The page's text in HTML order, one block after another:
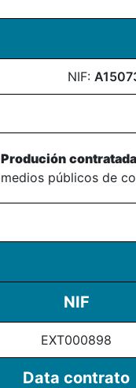
NIF:
Produción
medios públicos de
NIF
EXT000898
Data contrato